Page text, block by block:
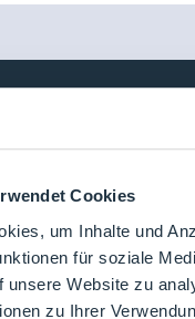
Cookies
um Inhalte und
für soziale
unsere Website zu
zu Ihrer
der
und
dem neuesten
und alle
entdecken.